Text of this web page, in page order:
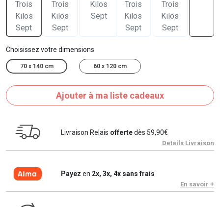
Choisissez votre dimensions
70 x 140 cm 60 x 120 cm
Ajouter à ma liste cadeaux
Livraison Relais offertedès 59,90€
Details Livraison
Payez en 2x, 3x, 4x sans frais
En savoir +